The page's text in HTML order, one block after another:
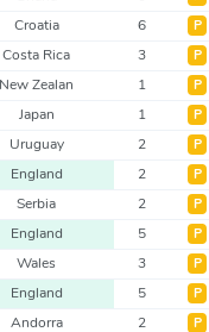
Croatia 6 Р
Costa Rica 3 Р
New Zealan 1 Р
Japan 1 Р
Uruguay 2 Р
England 2 Р
Serbia 2 Р
England 5 Р
Wales 3 Р
England 5 Р
Andorra 2 Р